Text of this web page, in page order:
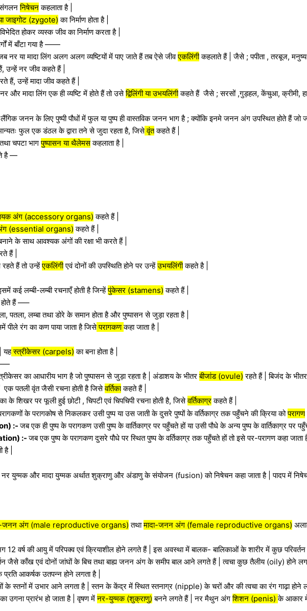
संगलननिषेचनकहलाता है |
जाइगोट (zygote) का निर्माण होता है |
होकर व्यस्क जीव का निर्माण करता है |
में बाँटा गया है ——
नर या मादा लिंग अलग अलग व्यष्टियों में पाए जाते हैं तब ऐसे जीवएकलिंगीकहलाते हैं | जैसे ; पपीता , तरबूज,
उन्हें नर जीव कहते हैं |
हैं, उन्हें मादा जीव कहते हैं |
और मादा लिंग एक ही व्यष्टि में होते हैं तो उसेद्विलिंगी या उभयलिंगीकहते हैं जैसे ; सरसों ,गुड़हल, केंचुआ, क्रीमी,
लैंगिक जनन के लिए पुष्पी पौधों में फुल या पुष्प ही वास्तविक जनन भाग है ; क्योंकि इनमे जनन अंग उपस्थित होते हैं
फुल एक डंठल के द्वारा तने से जुदा रहता है, जिसेवृंतकहते हैं |
चपटा भागपुष्पासन या थैलेमसकहलाता है |
है —
अंग (accessory organs) कहते हैं |
(essential organs) कहते हैं |
के साथ आवश्यक अंगों की रक्षा भी करते हैं |
हैं |
हैं तो उन्हेंएकलिंगीएवं दोनों की उपस्थिति होने पर उन्हेंउभयलिंगीकहते है |
कई लम्बी-लम्बी रचनाएँ होती है जिन्हेंपुंकेसर (stamens) कहते हैं |
हैं —–
पतला, लम्बा तथा डोरे के समान होता है और पुष्पासन से जुड़ा रहता है |
पीले रंग का कण पाया जाता है जिसेपरागकणकहा जाता है |
यहस्त्रीकेसर (carpels) का बना होता है |
का आधारीय भाग है जो पुष्पासन से जुड़ा रहता है | अंडाशय के भीतरबीजांड (ovule) रहते हैं | बिजंद के
एक पतली वृंत जैसी रचना होती है जिसेवर्तिकाकहते हैं |
के शिखर पर फूली हुई छोटी , चिपटी एवं चिपचिपी रचना होती है, जिसेवर्तिकाग्रकहते हैं |
के परागकोष से निकलकर उसी पुष्प या उस जाती के दुसरे पुष्पों के वर्तिकाग्र तक पहुँचने की क्रिया कोपरागण
:-जब एक ही पुष्प के परागकण उसी पुष्प के वार्तिकाग्र पर पहुँचते हों या उसी पौधे के अन्य पुष्प के वार्तिकाग्र पर
:-जब एक पुष्प के परागकण दुसरे पौधे पर स्थित पुष्प के वर्तिकाग्र तक पहुँचते हों तो इसे पर-परागण कहा
है |
नर युग्मक और मादा युग्मक अर्थात शुक्राणु और अंडाणु के संयोजन (fusion) को निषेचन कहा जाता है | पादप में
जनन अंग (male reproductive organs) तथामादा-जनन अंग (female reproductive organs)
वर्ष की आयु में परिपक्व एवं क्रियाशील होने लगते हैं | इस अवस्था में बालक- बालिकाओं के शारीर में कुछ परिवर्तन
जैसे काँख एवं दोनों जांघों के बिच तथा बाह्य जनन अंग के समीप बाल आने लगते हैं | त्वचा कुछ तैलीय (oily) होने
प्रति आकर्षक उतपन्न होने लगता है |
के स्तनों में उभार आने लगता है | स्तन के केंद्र में स्थित स्तनाग्र (nipple) के चरों और की त्वचा का रंग गाढ़ा होने
उगना प्रारंभ हो जाता है | वृषण मेंनर-युग्मक (शुक्राणु) बनने लगते हैं | नर मैथुन अंगशिशन (penis)के आकार में